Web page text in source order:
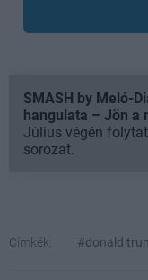
SMASH by Meló-
hangulata – Jön a
Július végén
sorozat.
Címkék: #donald